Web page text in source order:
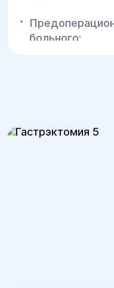
больного;